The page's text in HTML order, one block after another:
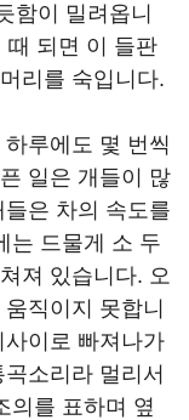
함이 밀려옵니
때 되면 이 들판
리를 숙입니다.
루에도 몇 번씩
일은 개들이 많
은 차의 속도를
는 드물게 소 두
져 있습니다. 오
직이지 못합니
이로 빠져나가
소리라 멀리서
의를 표하며 옆